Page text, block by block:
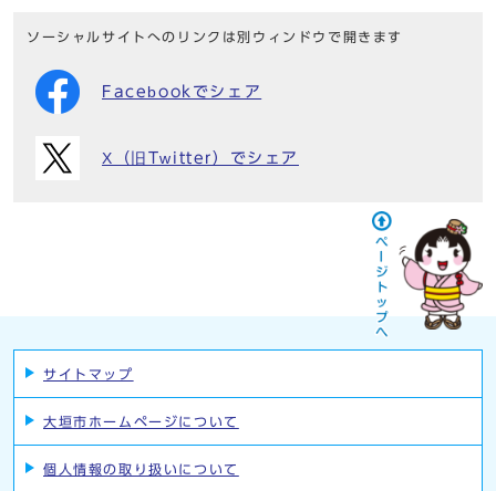
ソーシャルサイトへのリンクは別ウィンドウで開きます
Facebookでシェア
X（旧Twitter）でシェア
サイトマップ
大垣市ホームページについて
個人情報の取り扱いについて